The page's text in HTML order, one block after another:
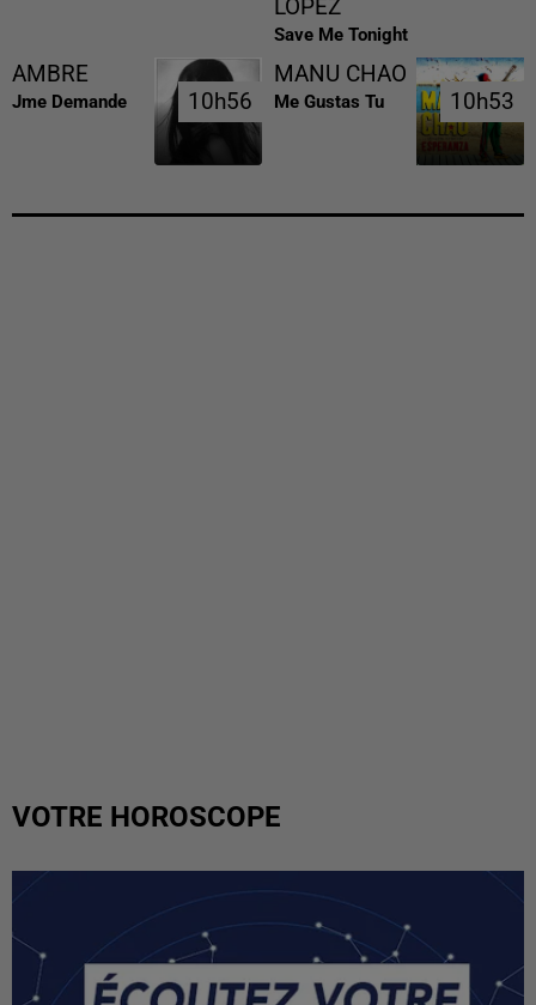
LOPEZ
Save Me Tonight
AMBRE
Jme Demande 10h56
10h56
MANU CHAO
Me Gustas Tu 10h53
10h53
VOTRE HOROSCOPE